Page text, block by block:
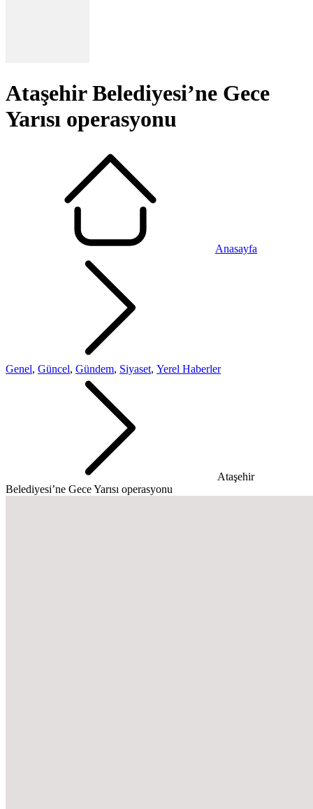
Ataşehir Belediyesi’ne Gece
Yarısı operasyonu
Anasayfa
Genel, Güncel, Gündem, Siyaset, Yerel Haberler
Ataşehir
Belediyesi’ne Gece Yarısı operasyonu